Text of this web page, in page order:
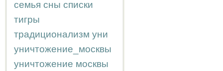
семья сны списки
тигры
традиционализм уни
уничтожение_москвы
уничтожение москвы